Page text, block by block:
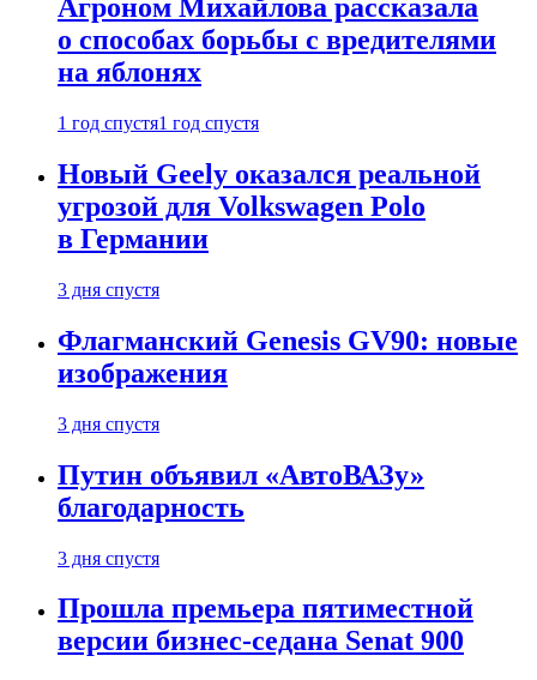
Агроном Михайлова рассказала
о способах борьбы с вредителями
на яблонях
1 год спустя1 год спустя
Новый Geely оказался реальной
угрозой для Volkswagen Polo
в Германии
3 дня спустя
Флагманский Genesis GV90: новые
изображения
3 дня спустя
Путин объявил «АвтоВАЗу»
благодарность
3 дня спустя
Прошла премьера пятиместной
версии бизнес-седана Senat 900